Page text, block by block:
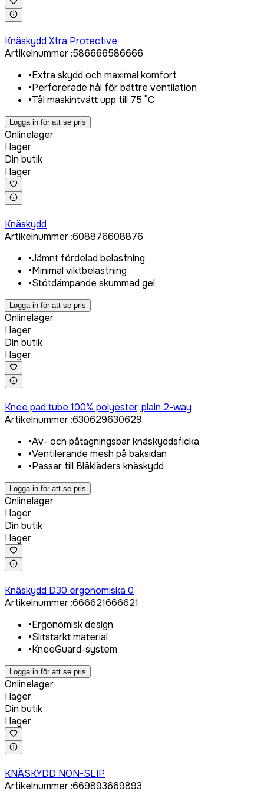
Knäskydd Xtra Protective
Artikelnummer:586666586666
•Extra skydd och maximal komfort
•Perforerade hål för bättre ventilation
•Tål maskintvätt upp till 75 °C
Logga in för att se pris
Onlinelager
I lager
Din butik
I lager
Knäskydd
Artikelnummer:608876608876
•Jämnt fördelad belastning
•Minimal viktbelastning
•Stötdämpande skummad gel
Logga in för att se pris
Onlinelager
I lager
Din butik
I lager
Knee pad tube 100% polyester, plain 2-way
Artikelnummer:630629630629
•Av- och påtagningsbar knäskyddsficka
•Ventilerande mesh på baksidan
•Passar till Blåkläders knäskydd
Logga in för att se pris
Onlinelager
I lager
Din butik
I lager
Knäskydd D30 ergonomiska 0
Artikelnummer:666621666621
•Ergonomisk design
•Slitstarkt material
•KneeGuard-system
Logga in för att se pris
Onlinelager
I lager
Din butik
I lager
KNÄSKYDD NON-SLIP
Artikelnummer:669893669893